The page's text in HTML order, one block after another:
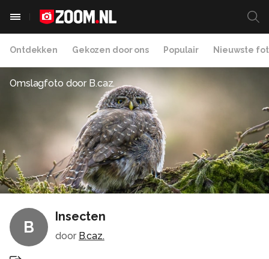
Ontdekken Gekozen door ons Populair Nieuwste
Omslagfoto door B.caz.
B
Insecten
door B.caz.